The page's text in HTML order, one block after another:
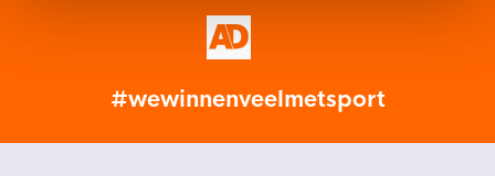
#wewinnenveelmetsport